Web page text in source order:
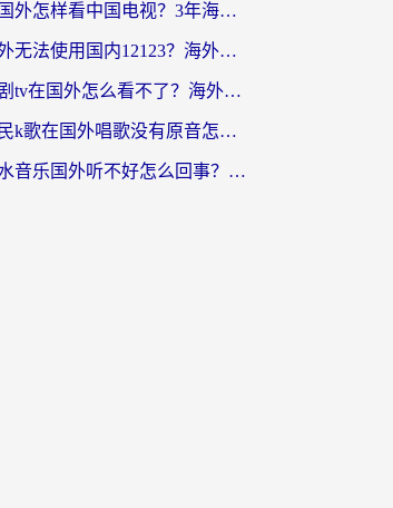
在国外怎样看中国电视？3年海外党亲测有效的追剧加速器指南
国外无法使用国内12123？海外华人必看：选对回国加速器，解决迪拜语音+12123访问难题
韩剧tv在国外怎么看不了？海外党追剧自由的终极解决方案来了
全民k歌在国外唱歌没有原音怎么办？别让地域限制毁了你的麦霸时刻
汽水音乐国外听不好怎么回事？海外党亲测有效的回国加速方案来了